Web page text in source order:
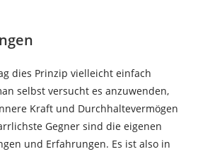
dies Prinzip vielleicht einfach
selbst versucht es anzuwenden,
Kraft und Durchhaltevermögen
Gegner sind die eigenen
und Erfahrungen. Es ist also in